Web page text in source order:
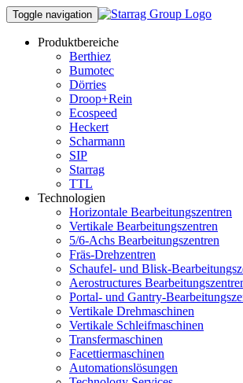
Toggle navigation
Produktbereiche
Berthiez
Bumotec
Dörries
Droop+Rein
Ecospeed
Heckert
Scharmann
SIP
Starrag
TTL
Technologien
Horizontale Bearbeitungszentren
Vertikale Bearbeitungszentren
5/6-Achs Bearbeitungszentren
Fräs-Drehzentren
Schaufel- und Blisk-
Aerostructures
Portal- und Gantry-
Vertikale Drehmaschinen
Vertikale Schleifmaschinen
Transfermaschinen
Facettiermaschinen
Automationslösungen